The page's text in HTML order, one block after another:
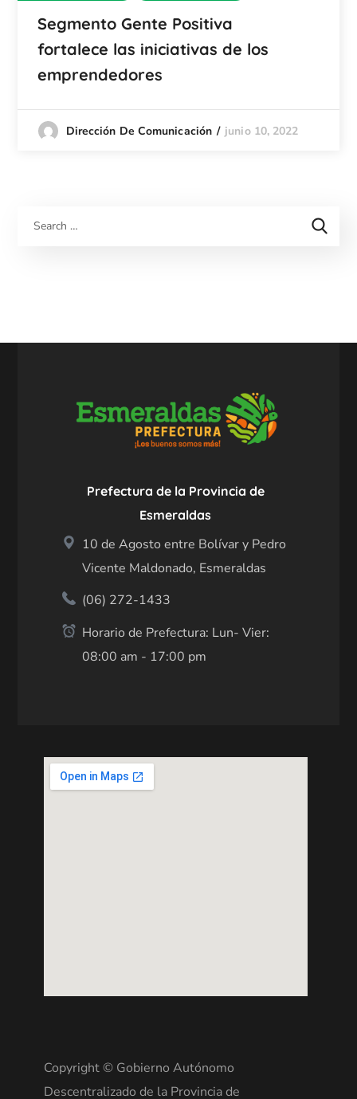
Segmento Gente Positiva
fortalece las iniciativas de los
emprendedores
Dirección De Comunicación junio 10, 2022
Prefectura de la Provincia de
Esmeraldas
10 de Agosto entre Bolívar y Pedro
Vicente Maldonado, Esmeraldas
(06) 272-1433
Horario de Prefectura: Lun- Vier:
08:00 am - 17:00 pm
Copyright © Gobierno Autónomo
Descentralizado de la Provincia de